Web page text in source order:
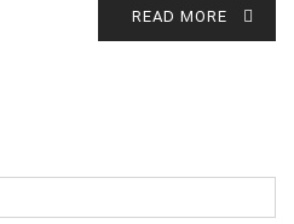
READ MORE